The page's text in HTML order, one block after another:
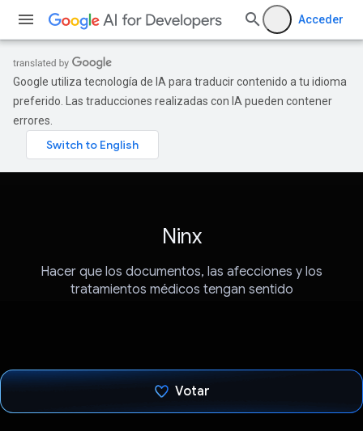
Acceder
Google utiliza tecnología de IA para traducir contenido a tu idioma
preferido. Las traducciones realizadas con IA pueden contener
errores.
Ninx
Hacer que los documentos, las afecciones y los
tratamientos médicos tengan sentido
Votar